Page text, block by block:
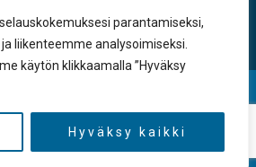
parantamiseksi,
liikenteemme analysoimiseksi.
käytön klikkaamalla ”Hyväksy
Hyväksy kaikki
8